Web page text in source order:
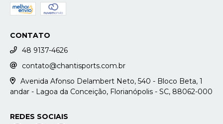
CONTATO
48 9137-4626
contato@chantisports.com.br
Avenida Afonso Delambert Neto, 540 - Bloco Beta, 1
andar - Lagoa da Conceição, Florianópolis - SC, 88062-000
REDES SOCIAIS